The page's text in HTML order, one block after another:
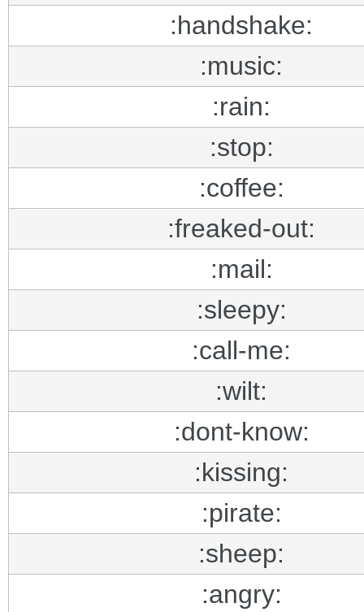
:handshake:
:music:
:rain:
:stop:
:coffee:
:freaked-out:
:mail:
:sleepy:
:call-me:
:wilt:
:dont-know:
:kissing:
:pirate:
:sheep:
:angry: